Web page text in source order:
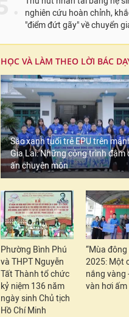
nghiên cứu hoàn chỉnh,
"điểm đứt gãy" về chuyển
HỌC VÀ LÀM THEO LỜI BÁC
Sắc xanh tuổi trẻ EPU trên
Gia Lai: Những công trình đậm
ấn chuyên môn
Phường Bình Phú
và THPT Nguyễn
Tất Thành tổ chức
kỷ niệm 136 năm
ngày sinh Chủ tịch
Hồ Chí Minh
“Mùa đông
2025: Một
nắng vàng
vàn hơi ấm